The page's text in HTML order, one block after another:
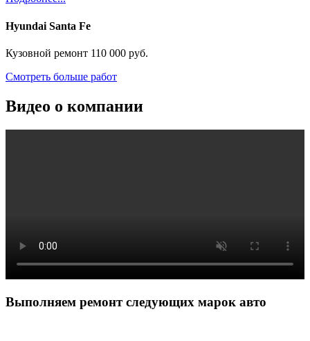
Hyundai Santa Fe
Кузовной ремонт 110 000 руб.
Смотреть больше работ
Видео о компании
Выполняем ремонт следующих марок авто